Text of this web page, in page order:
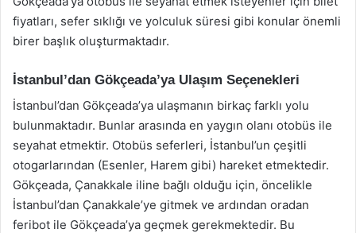
fiyatları, sefer sıklığı ve yolculuk süresi gibi konular önemli
birer başlık oluşturmaktadır.
İstanbul’dan Gökçeada’ya Ulaşım Seçenekleri
İstanbul’dan Gökçeada’ya ulaşmanın birkaç farklı yolu
bulunmaktadır. Bunlar arasında en yaygın olanı otobüs ile
seyahat etmektir. Otobüs seferleri, İstanbul’un çeşitli
otogarlarından (Esenler, Harem gibi) hareket etmektedir.
Gökçeada, Çanakkale iline bağlı olduğu için, öncelikle
İstanbul’dan Çanakkale’ye gitmek ve ardından oradan
feribot ile Gökçeada’ya geçmek gerekmektedir. Bu